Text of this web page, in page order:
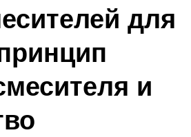
для
и